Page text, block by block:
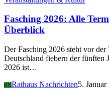
Fasching 2026: Alle
Überblick
Der Fasching 2026 steht vor
Deutschland fiebern der fünften
2026 ist…
RNRathaus Nachrichten5. Januar